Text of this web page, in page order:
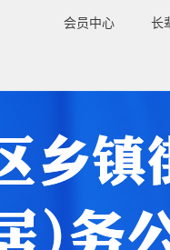
长
会员中心